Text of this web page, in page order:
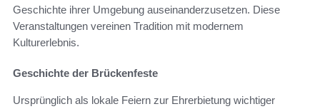
Geschichte ihrer Umgebung auseinanderzusetzen. Diese
Veranstaltungen vereinen Tradition mit modernem
Kulturerlebnis.
Geschichte der Brückenfeste
Ursprünglich als lokale Feiern zur Ehrerbietung wichtiger